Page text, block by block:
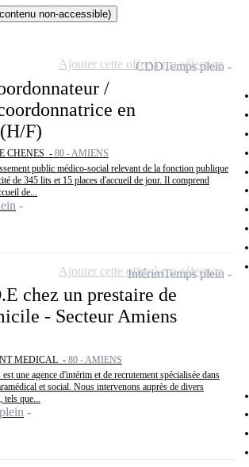
non-accessible)
/
en
F)
CHENES - 80 - AMIENS
public médico-social relevant de la fonction publique
de 345 lits et 15 places d'accueil de jour. Il comprend
de...
CDDTemps plein
Ajouter cette offre à ma sélection
chez un prestaire de
- Secteur Amiens
MEDICAL - 80 - AMIENS
une agence d'intérim et de recrutement spécialisée dans
et social. Nous intervenons auprès de divers
tels que...
IntérimTemps plein
Ajouter cette offre à ma sélection